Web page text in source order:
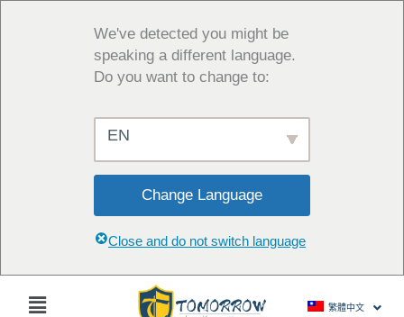
We've detected you might be
speaking a different language.
Do you want to change to:
EN
Change Language
Close and do not switch language
主
繁體中文